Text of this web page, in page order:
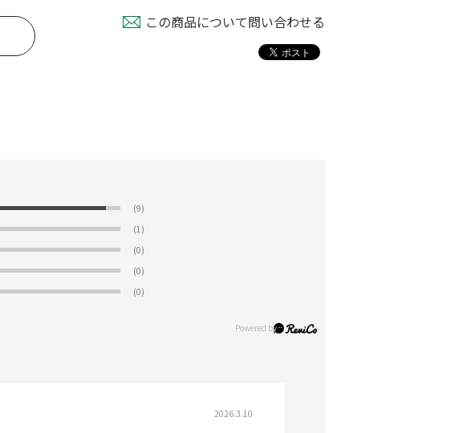
この商品について問い合わせる
(9)
(1)
(0)
(0)
(0)
2026.3.10